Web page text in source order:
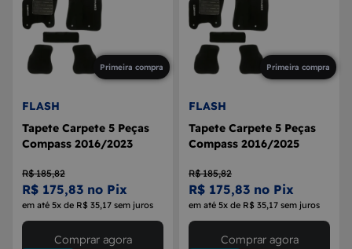
Primeira compra
FLASH
Tapete Carpete 5 Peças
Compass 2016/2023
R$ 185,82
R$ 175,83 no Pix
em até 5x de R$ 35,17 sem juros
Comprar agora
Primeira compra
FLASH
Tapete Carpete 5 Peças
Compass 2016/2025
R$ 185,82
R$ 175,83 no Pix
em até 5x de R$ 35,17 sem juros
Comprar agora